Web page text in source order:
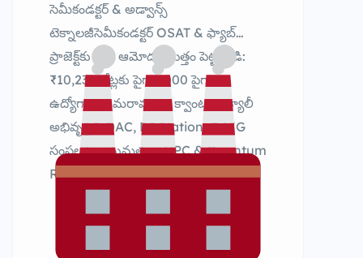
సెమీకండక్టర్ & అడ్వాన్స్
టెక్నాలజీసెమీకండక్టర్ OSAT & ఫ్యాబ్
ప్రాజెక్ట్‌కు భారీ ఆమోదంమొత్తం పెట్టుబడి:
₹10,239 కోట్లకు పైగా3,000 పైగా
ఉద్యోగాలుఅమరావతిలో క్వాంటమ్ వ్యాలీ
అభివృద్ధిC-DAC, PQStation, QAIG
సంస్థలకు అనుమతులుHPC & Quantum
Research కేంద్రాలు